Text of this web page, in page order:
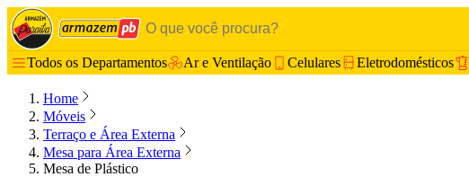
Todos os Departamentos Ar e Ventilação Celulares Eletrodomésticos
Home
Móveis
Terraço e Área Externa
Mesa para Área Externa
Mesa de Plástico